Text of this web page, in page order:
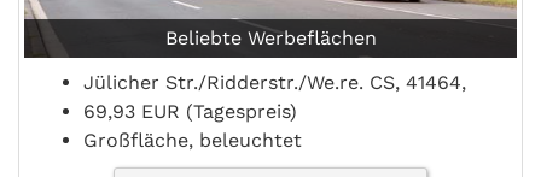
Beliebte Werbeflächen
Jülicher Str./Ridderstr./We.re. CS, 41464,
69,93 EUR (Tagespreis)
Großfläche, beleuchtet